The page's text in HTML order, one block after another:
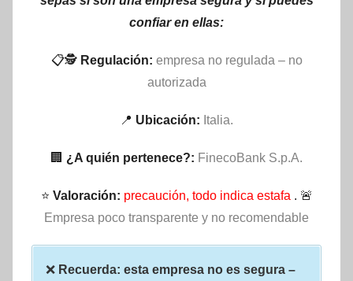
confiar en ellas:
📋🕵 Regulación: empresa no regulada – no
autorizada
📍 Ubicación: Italia.
🏢 ¿A quién pertenece?: FinecoBank S.p.A.
⭐ Valoración: precaución, todo indica estafa . 🚨
Empresa poco transparente y no recomendable
❌ Recuerda: esta empresa no es segura –